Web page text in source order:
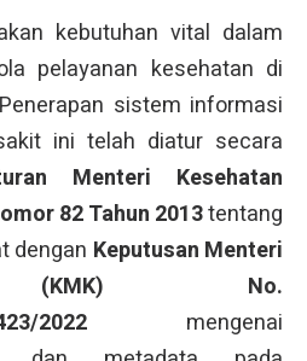
kebutuhan vital dalam
pelayanan kesehatan di
sistem informasi
ini telah diatur secara
Menteri Kesehatan
82 Tahun 2013tentang
dengan Keputusan Menteri
(KMK) No.
2022 mengenai